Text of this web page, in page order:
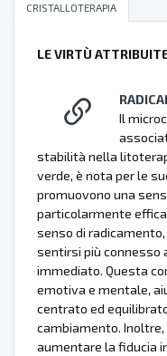
CRISTALLOTERAPIA
LE VIRTÙ
Il
stabilità nella
verde, è nota per le
promuovono una
particolarmente
senso di
sentirsi più connesso
immediato. Questa
emotiva e mentale,
centrato ed
cambiamento. Inoltre,
aumentare la fiducia